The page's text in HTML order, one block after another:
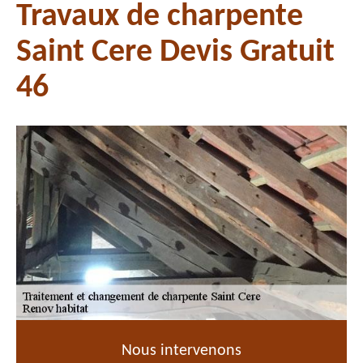
Travaux de charpente
Saint Cere Devis Gratuit
46
Nous intervenons